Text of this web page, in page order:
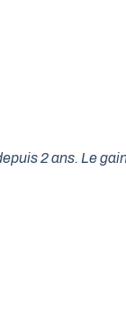
2 ans. Le